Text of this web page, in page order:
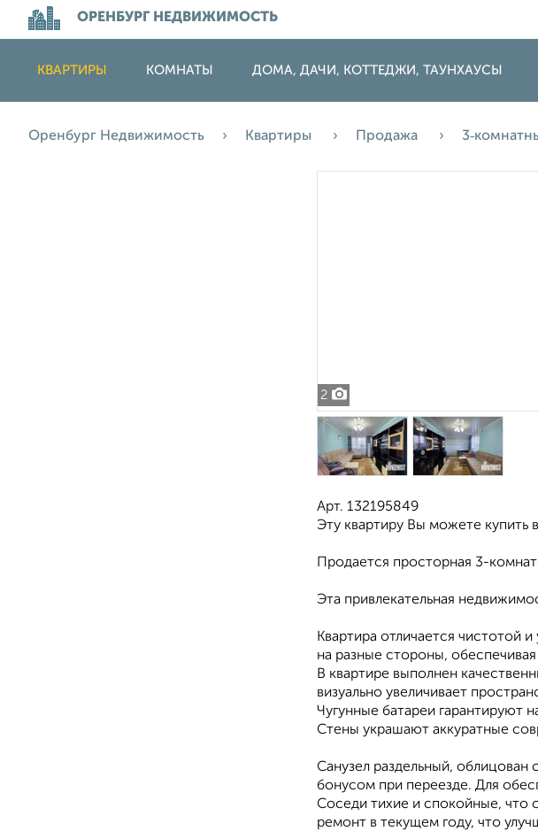
ОРЕНБУРГ НЕДВИЖИМОСТЬ
КВАРТИРЫ КОМНАТЫ ДОМА, ДАЧИ, КОТТЕДЖИ, ТАУНХАУСЫ
Оренбург Недвижимость Квартиры Продажа
2
Арт. 132195849
Эту квартиру Вы можете купить
Продается просторная 3-
Эта привлекательная
Квартира отличается чистотой
на разные стороны,
В квартире выполнен
визуально увеличивает
Чугунные батареи гарантируют
Стены украшают аккуратные
Санузел раздельный,
бонусом при переезде. Для
Соседи тихие и спокойные, что
ремонт в текущем году, что